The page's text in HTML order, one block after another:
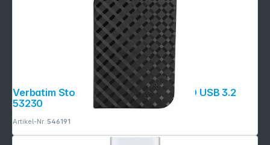
Verbatim Store n Go 1TB Portable SSD USB 3.2
53230
Artikel-Nr.:546191